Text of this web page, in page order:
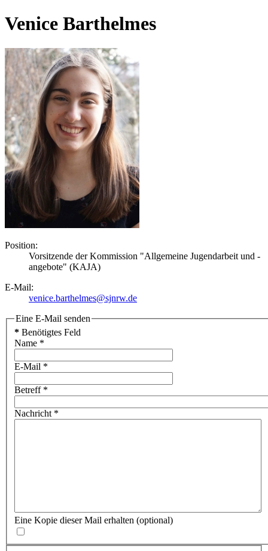
Venice Barthelmes
Position:
Vorsitzende der Kommission "Allgemeine Jugendarbeit und -
angebote" (KAJA)
E-Mail:
venice.barthelmes@sjnrw.de
Eine E-Mail senden
* Benötigtes Feld
Name *
E-Mail *
Betreff*
Nachricht*
Eine Kopie dieser Mail erhalten (optional)